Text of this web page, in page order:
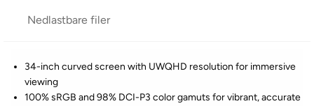
Nedlastbare filer
34-inch curved screen with UWQHD resolution for immersive
viewing
100% sRGB and 98% DCI-P3 color gamuts for vibrant, accurate